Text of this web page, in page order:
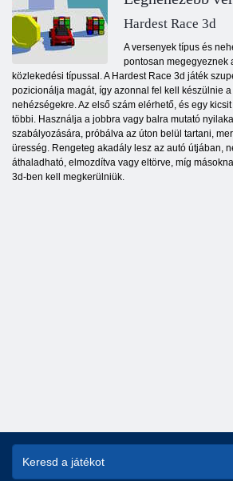
Hardest Race 3d
A versenyek típus és
pontosan megegyeznek
közlekedési típussal. A Hardest Race 3d játék
pozicionálja magát, így azonnal fel kell készülnie
nehézségekre. Az első szám elérhető, és egy
többi. Használja a jobbra vagy balra mutató
szabályozására, próbálva az úton belül tartani,
üresség. Rengeteg akadály lesz az autó útjában,
áthaladható, elmozdítva vagy eltörve, míg
3d-ben kell megkerülniük.